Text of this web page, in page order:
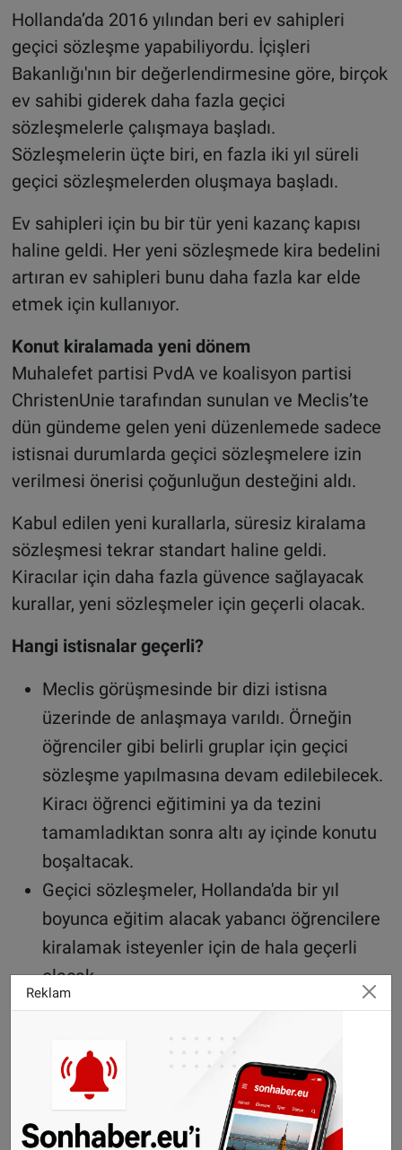
Hollanda’da 2016 yılından beri ev sahipleri
geçici sözleşme yapabiliyordu. İçişleri
Bakanlığı'nın bir değerlendirmesine göre, birçok
ev sahibi giderek daha fazla geçici
sözleşmelerle çalışmaya başladı.
Sözleşmelerin üçte biri, en fazla iki yıl süreli
geçici sözleşmelerden oluşmaya başladı.
Ev sahipleri için bu bir tür yeni kazanç kapısı
haline geldi. Her yeni sözleşmede kira bedelini
artıran ev sahipleri bunu daha fazla kar elde
etmek için kullanıyor.
Konut kiralamada yeni dönem
Muhalefet partisi PvdA ve koalisyon partisi
ChristenUnie tarafından sunulan ve Meclis’te
dün gündeme gelen yeni düzenlemede sadece
istisnai durumlarda geçici sözleşmelere izin
verilmesi önerisi çoğunluğun desteğini aldı.
Kabul edilen yeni kurallarla, süresiz kiralama
sözleşmesi tekrar standart haline geldi.
Kiracılar için daha fazla güvence sağlayacak
kurallar, yeni sözleşmeler için geçerli olacak.
Hangi istisnalar geçerli?
Meclis görüşmesinde bir dizi istisna
üzerinde de anlaşmaya varıldı. Örneğin
öğrenciler gibi belirli gruplar için geçici
sözleşme yapılmasına devam edilebilecek.
Kiracı öğrenci eğitimini ya da tezini
tamamladıktan sonra altı ay içinde konutu
boşaltacak.
Geçici sözleşmeler, Hollanda'da bir yıl
boyunca eğitim alacak yabancı öğrencilere
kiralamak isteyenler için de hala geçerli
olacak.
Tatil evi kiralama ve uzun süreli yurtdışına
çıkacaklar geçici sözleşme yapabilecek.
Hükümet partisi CDA’nın ayrı yaşayan
ancak birlikte yaşamayı tercih eden çiftler
için sunduğu istisna da kabul edildi. Buna
Reklam